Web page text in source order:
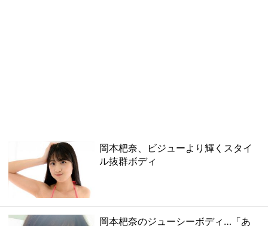
岡本杷奈、ビジューより輝くスタイ
ル抜群ボディ
岡本杷奈のジューシーボディ…「あ